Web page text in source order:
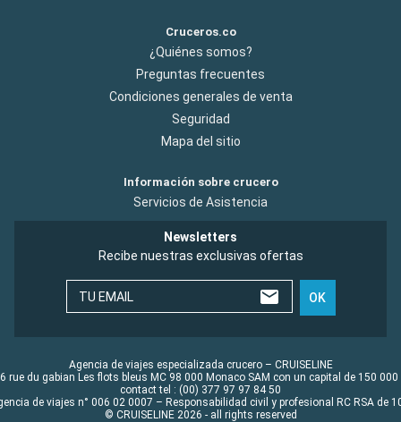
Cruceros.co
¿Quiénes somos?
Preguntas frecuentes
Condiciones generales de venta
Seguridad
Mapa del sitio
Información sobre crucero
Servicios de Asistencia
Newsletters
Recibe nuestras exclusivas ofertas
TU EMAIL OK
Agencia de viajes especializada crucero – CRUISELINE
rue du gabian Les flots bleus MC 98 000 Monaco SAM con un capital de 150 000
contact tel : (00) 377 97 97 84 50
de viajes n° 006 02 0007 – Responsabilidad civil y profesional RC RSA de
© CRUISELINE 2026 - all rights reserved